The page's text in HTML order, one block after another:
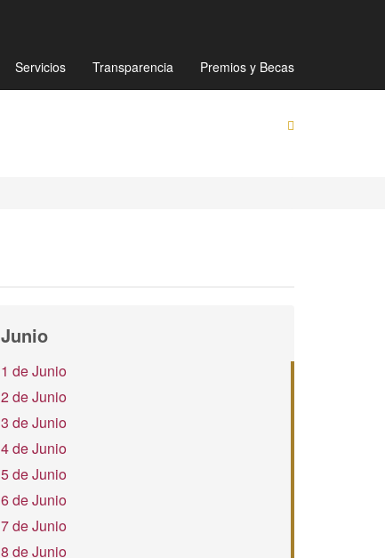
Servicios Transparencia Premios y Becas
Mapa de sitio Directorio Preguntas Frecuentes
Junio
1 de Junio
2 de Junio
3 de Junio
4 de Junio
5 de Junio
6 de Junio
7 de Junio
8 de Junio